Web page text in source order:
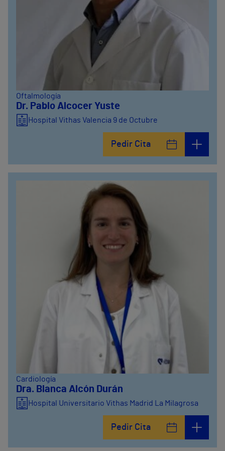
Oftalmología
Dr. Pablo Alcocer Yuste
Hospital Vithas Valencia 9 de Octubre
Pedir Cita
Cardiología
Dra. Blanca Alcón Durán
Hospital Universitario Vithas Madrid La Milagrosa
Pedir Cita